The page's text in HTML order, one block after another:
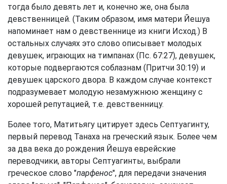
тогда было девять лет и, конечно же, она была
девственницей. (Таким образом, имя матери Йешуа
напоминает нам о девственнице из книги Исход.) В
остальных случаях это слово описывает молодых
девушек, играющих на тимпанах (Пс. 67:27), девушек,
которые подвергаются соблазнам (Притчи 30:19) и
девушек царского двора. В каждом случае контекст
подразумевает молодую незамужнюю женщину с
хорошей репутацией, т.е. девственницу.
Более того, Матитьягу цитирует здесь Септуагинту,
первый перевод Танаха на греческий язык. Более чем
за два века до рождения Йешуа еврейские
переводчики, авторы Септуагинты, выбрали
греческое слово "парфенос", для передачи значения